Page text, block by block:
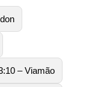
– Viamão